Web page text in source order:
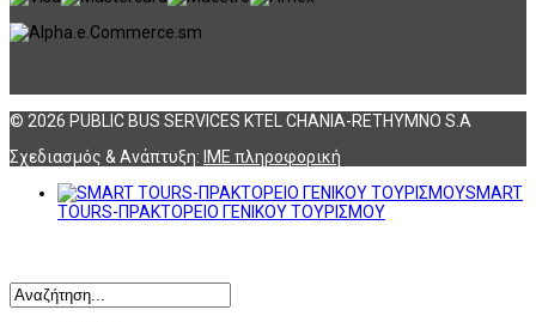
© 2026 PUBLIC BUS SERVICES KTEL CHANIA-RETHYMNO S.A
Σχεδιασμός & Ανάπτυξη: ΙΜΕ πληροφορική
SMART
TOURS-ΠΡΑΚΤΟΡΕΙΟ ΓΕΝΙΚΟΥ ΤΟΥΡΙΣΜΟΥ